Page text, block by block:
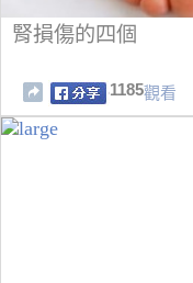
腎損傷的四個
1185觀看